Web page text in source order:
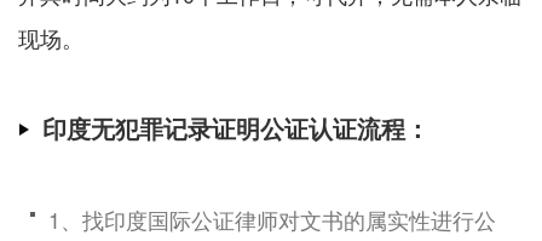
现场。
印度无犯罪记录证明公证认证流程：
1、找印度国际公证律师对文书的属实性进行公